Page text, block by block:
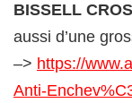
BISSELL
aussi d’une
–> https://
Anti-